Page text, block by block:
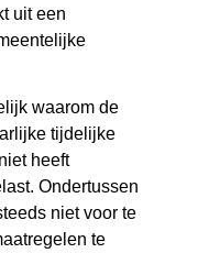
uit een
waarom de
tijdelijke
heeft
Ondertussen
niet voor te
te